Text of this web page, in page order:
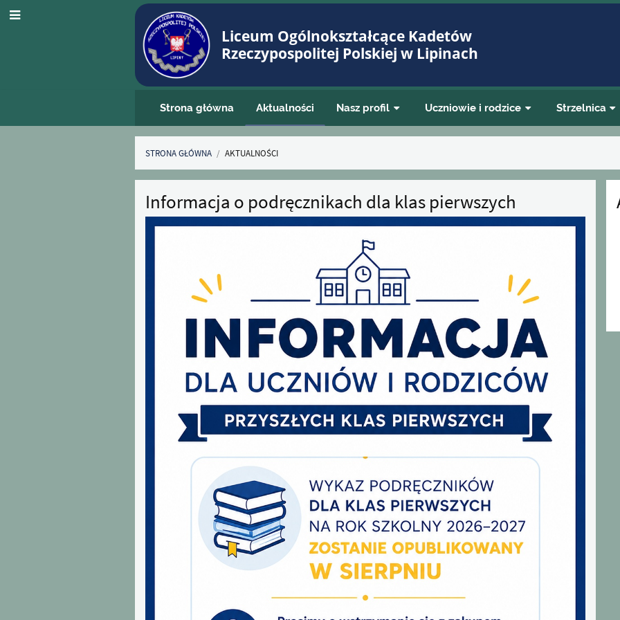
Liceum Ogólnokształcące Kadetów
Rzeczypospolitej Polskiej w Lipinach
Strona główna Aktualności Nasz profil Uczniowie i rodzice Strzelnica
STRONA GŁÓWNA / AKTUALNOŚCI
Aktualności
Informacja o podręcznikach dla klas pierwszych